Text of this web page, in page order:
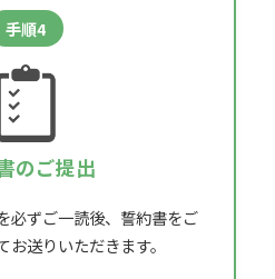
手順4
のご提出
ずご一読後、 誓約書をご
お送りいただきます。